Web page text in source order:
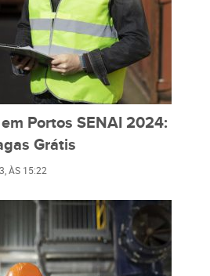
Portos SENAI 2024:
Grátis
, ÀS 15:22